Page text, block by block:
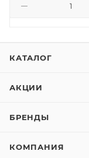
КАТАЛОГ
АКЦИИ
БРЕНДЫ
КОМПАНИЯ